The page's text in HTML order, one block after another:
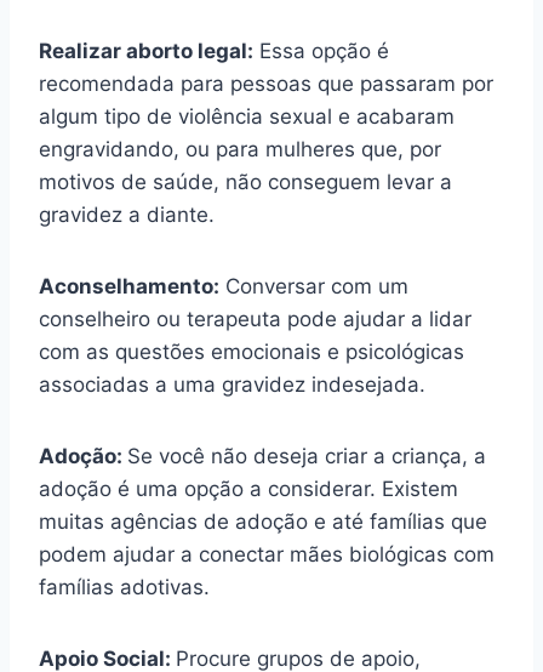
Realizar aborto legal: Essa opção é
recomendada para pessoas que passaram por
algum tipo de violência sexual e acabaram
engravidando, ou para mulheres que, por
motivos de saúde, não conseguem levar a
gravidez a diante.
Aconselhamento: Conversar com um
conselheiro ou terapeuta pode ajudar a lidar
com as questões emocionais e psicológicas
associadas a uma gravidez indesejada.
Adoção: Se você não deseja criar a criança, a
adoção é uma opção a considerar. Existem
muitas agências de adoção e até famílias que
podem ajudar a conectar mães biológicas com
famílias adotivas.
Apoio Social: Procure grupos de apoio,